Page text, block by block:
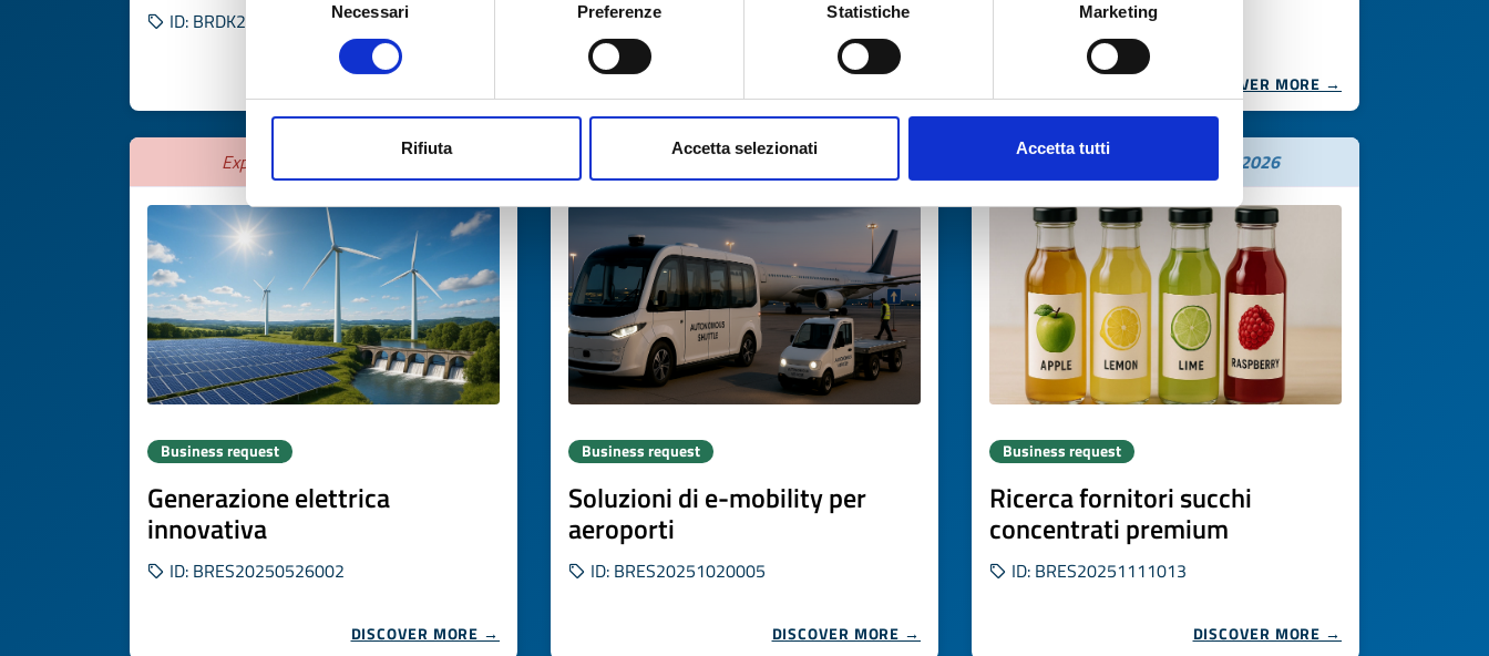
Necessari Preferenze Statistiche Marketing
Rifiuta Accetta selezionati Accetta tutti
ID: BRDK20250820002 ID: BRDK20251015002 ID: BRDK20251031018
DISCOVER MORE →
Expires on 25 agosto 2026
Business request
Generazione elettrica
innovativa
ID: BRES20250526002
DISCOVER MORE →
Expires on10 novembre 2026
Business request
Soluzioni di e-mobility per
aeroporti
ID: BRES20251020005
DISCOVER MORE →
Expires on 26 novembre 2026
Business request
Ricerca fornitori succhi
concentrati premium
ID: BRES20251111013
DISCOVER MORE →